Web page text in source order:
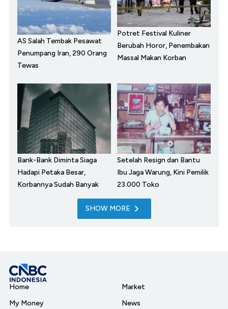
AS Salah Tembak Pesawat
Penumpang Iran, 290 Orang
Tewas
Potret Festival Kuliner
Berubah Horor, Penembakan
Massal Makan Korban
Bank-Bank Diminta Siaga
Hadapi Petaka Besar,
Korbannya Sudah Banyak
Setelah Resign dan Bantu
Ibu Jaga Warung, Kini Pemilik
23.000 Toko
SHOW MORE
Home
My Money
Market
News